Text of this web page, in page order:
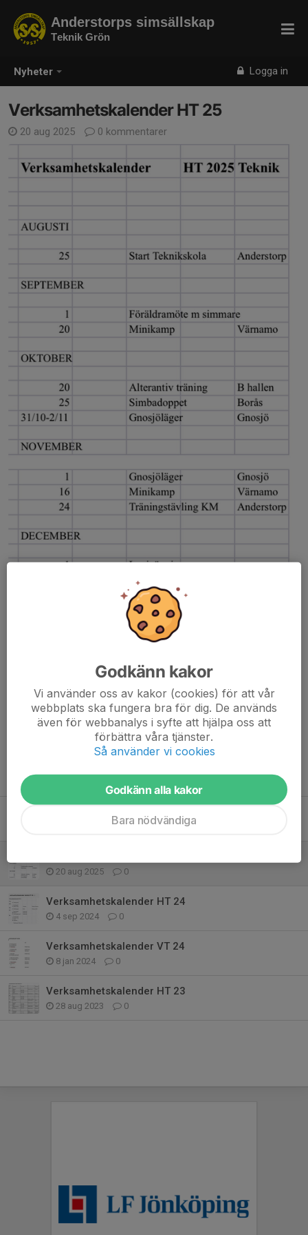
Nyheter Logga in
Anderstorps simsällskap
Teknik Grön
Verksamhetskalender HT 25
20 aug 2025 0 kommentarer
Minikampen 16/11 är inställd
Dela nyhet
Tidigare nyheter
0
20 aug 2025 0
Verksamhetskalender HT 24
4 sep 2024 0
Verksamhetskalender VT 24
8 jan 2024 0
Verksamhetskalender HT 23
28 aug 2023 0
Godkänn kakor
Vi använder oss av kakor (cookies) för att vår
webbplats ska fungera bra för dig. De används
även för webbanalys i syfte att hjälpa oss att
förbättra våra tjänster.
Så använder vi cookies
Godkänn alla kakor
Bara nödvändiga